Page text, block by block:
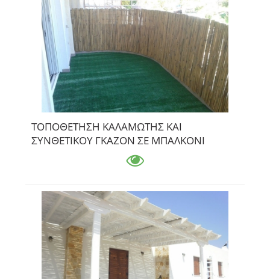
ΤΟΠΟΘΕΤΗΣΗ ΚΑΛΑΜΩΤΗΣ ΚΑΙ
ΣΥΝΘΕΤΙΚΟΥ ΓΚΑΖΟΝ ΣΕ ΜΠΑΛΚΟΝΙ